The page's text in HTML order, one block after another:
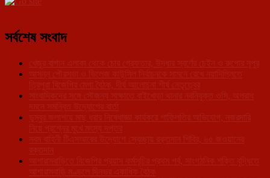
সর্বশেষ সংবাদ
খেজুর বাগান এলাকা থেকে চোর গ্রেফতার, উদ্ধার স্বর্ণের চেইন ও রুপোর নূপুর
আসন্ন পৌরসভা ও ভিলেজ কাউন্সিল নির্বাচনকে সামনে রেখে নয়াদিল্লিতে
ত্রিপুরা বিজেপির মেগা বৈঠক, দীর্ঘ আলোচনা শীর্ষ নেতৃত্বের
সাংবাদিকদের সঙ্গে সৌজন্য সাক্ষাতে বাইখোড়া থানার নবনিযুক্ত ওসি, অপরাধ
দমনে সমন্বিত উদ্যোগের বার্তা
ডুম্বুর জলাশয়ে মাছ ধরার নিষেধাজ্ঞা কার্যকরে গাফিলতির অভিযোগ, নজরদারি
নিয়ে প্রশ্নের মুখে মৎস্য দপ্তর
নবম বাহিনী টিএসআরের উদ্যোগে স্বেচ্ছায় রক্তদান শিবির, ৬৫ জওয়ানের
রক্তদান
আশারামবাড়িতে বিজেপির প্রয়াস কর্মসূচির প্রথম পর্ব, সাংগঠনিক শক্তি বৃদ্ধিতে
আশারামবাড়ি মণ্ডলে দিনভর একাধিক বৈঠক